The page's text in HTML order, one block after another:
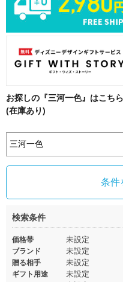
お探しの『三河一色』はこちら
(在庫あり)
条件
検索条件
価格帯 未設定
ブランド 未設定
贈る相手 未設定
ギフト用途 未設定